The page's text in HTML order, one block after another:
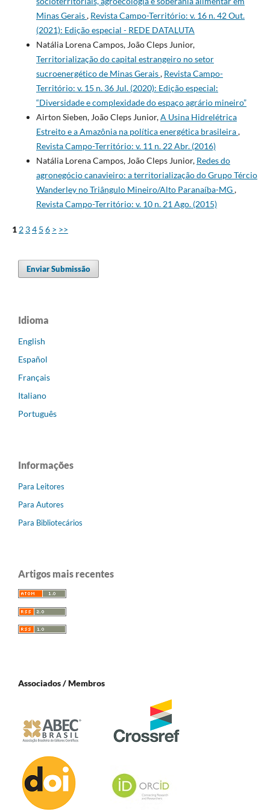
Minas Gerais, Revista Campo-Território: v. 16 n. 42 Out.
(2021): Edição especial - REDE DATALUTA
Natália Lorena Campos, João Cleps Junior,
Territorialização do capital estrangeiro no setor
sucroenergético de Minas Gerais, Revista Campo-
Território: v. 15 n. 36 Jul. (2020): Edição especial:
“Diversidade e complexidade do espaço agrário mineiro”
Airton Sieben, João Cleps Junior,A Usina Hidrelétrica
Estreito e a Amazônia na política energética brasileira,
Revista Campo-Território: v. 11 n. 22 Abr. (2016)
Natália Lorena Campos, João Cleps Junior, Redes do
agronegócio canavieiro: a territorialização do Grupo Tércio
Wanderley no Triângulo Mineiro/Alto Paranaíba-MG,
Revista Campo-Território: v. 10 n. 21 Ago. (2015)
1 2 34 5 6 > >>
Enviar Submissão
Idioma
English
Español
Français
Italiano
Português
Informações
Para Leitores
Para Autores
Para Bibliotecários
Artigos mais recentes
Associados / Membros